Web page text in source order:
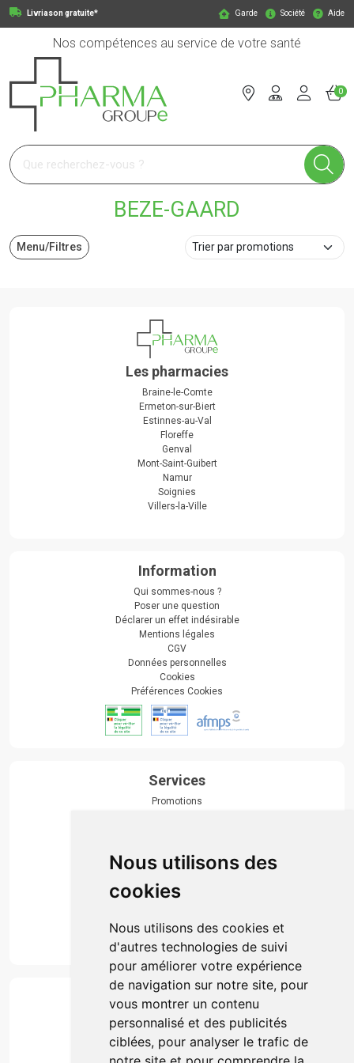
Nous utilisons des
cookies
Nous utilisons des cookies et
d'autres technologies de suivi
pour améliorer votre expérience
de navigation sur notre site, pour
vous montrer un contenu
personnalisé et des publicités
ciblées, pour analyser le trafic de
Livriason gratuite* Garde Société Aide
Nos compétences au service de votre santé
Pharmagroupe Votre pharmacie en ligne à votre service
0
BEZE-GAARD
Menu/Filtres
Les pharmacies
Braine-le-Comte
Ermeton-sur-Biert
Estinnes-au-Val
Floreffe
Genval
Mont-Saint-Guibert
Namur
Soignies
Villers-la-Ville
Information
Qui sommes-nous ?
Poser une question
Déclarer un effet indésirable
Mentions légales
CGV
Données personnelles
Cookies
Préférences Cookies
Services
Promotions
Actualités & conseils
Événements
Marques
Suivez-nous
Paiement
Simple, rapide et 100% sécurisé